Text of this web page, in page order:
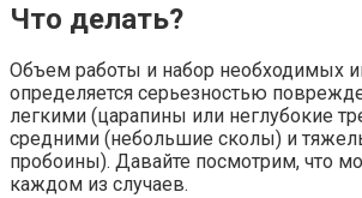
Что делать?
Объем работы и набор необходимых
определяется серьезностью
легкими (царапины или неглубокие
средними (небольшие сколы) и
пробоины). Давайте посмотрим, что
каждом из случаев.